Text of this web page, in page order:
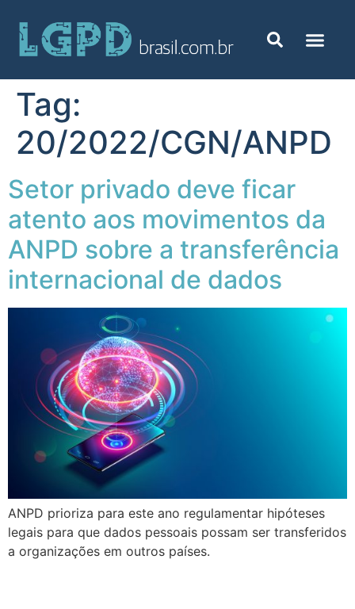
Tag:
20/2022/CGN/ANPD
Setor privado deve ficar
atento aos movimentos da
ANPD sobre a transferência
internacional de dados
ANPD prioriza para este ano regulamentar hipóteses
legais para que dados pessoais possam ser transferidos
a organizações em outros países.